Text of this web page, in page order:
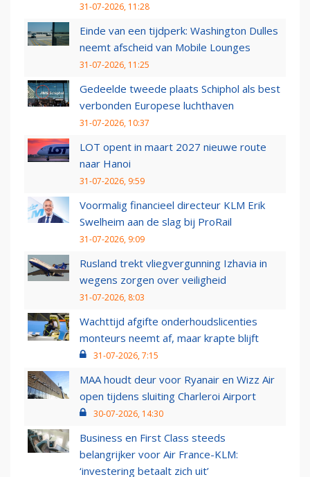
31-07-2026, 11:28
Einde van een tijdperk: Washington Dulles
neemt afscheid van Mobile Lounges
31-07-2026, 11:25
Gedeelde tweede plaats Schiphol als best
verbonden Europese luchthaven
31-07-2026, 10:37
LOT opent in maart 2027 nieuwe route
naar Hanoi
31-07-2026, 9:59
Voormalig financieel directeur KLM Erik
Swelheim aan de slag bij ProRail
31-07-2026, 9:09
Rusland trekt vliegvergunning Izhavia in
wegens zorgen over veiligheid
31-07-2026, 8:03
Wachttijd afgifte onderhoudslicenties
monteurs neemt af, maar krapte blijft
31-07-2026, 7:15
MAA houdt deur voor Ryanair en Wizz Air
open tijdens sluiting Charleroi Airport
30-07-2026, 14:30
Business en First Class steeds
belangrijker voor Air France-KLM:
‘investering betaalt zich uit’